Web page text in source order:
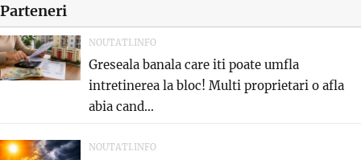
Parteneri
NOUTATI.INFO
Greseala banala care iti poate umfla
intretinerea la bloc! Multi proprietari o afla
abia cand...
NOUTATI.INFO